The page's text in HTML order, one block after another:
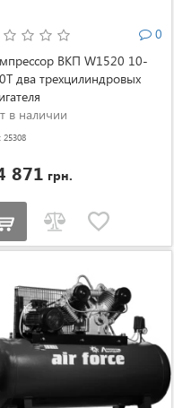
0
ВКП W1520 10-
два трехцилиндровых
в наличии
25308
871 грн.